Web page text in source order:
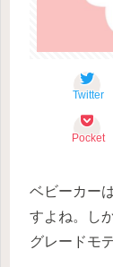
Twitter
Pocket
ベビーカー
すよね。し
グレードモ